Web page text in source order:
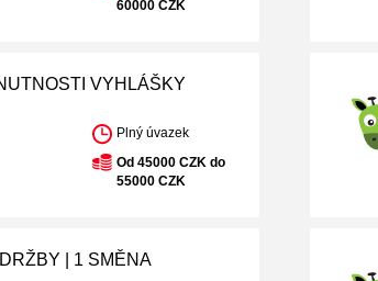
60000 CZK
VYHLÁŠKY
Plný úvazek
Od 45000 CZK do
55000 CZK
| 1 SMĚNA